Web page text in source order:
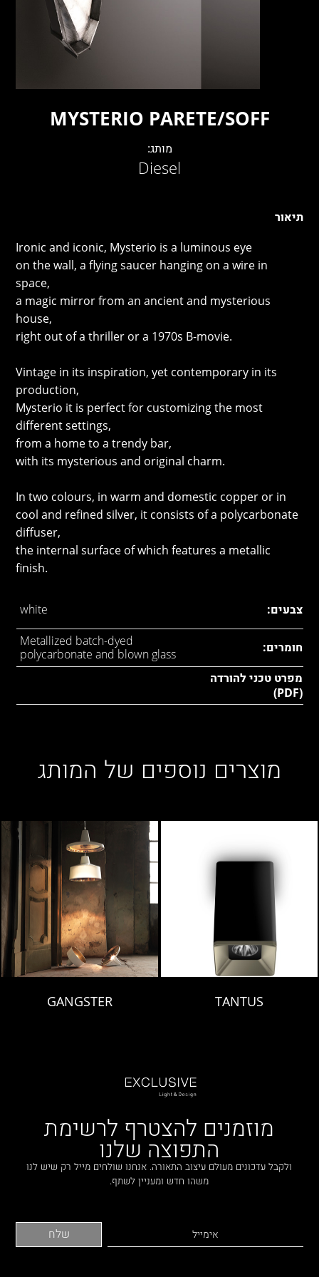
GROK
MYSTERIO PARETE/SOFF
מותג:
Diesel
תיאור
Ironic and iconic, Mysterio is a luminous eye
on the wall, a flying saucer hanging on a wire in
space,
a magic mirror from an ancient and mysterious
house,
right out of a thriller or a 1970s B-movie.
Vintage in its inspiration, yet contemporary in its
production,
Mysterio it is perfect for customizing the most
different settings,
from a home to a trendy bar,
with its mysterious and original charm.
In two colours, in warm and domestic copper or in
cool and refined silver, it consists of a polycarbonate
diffuser,
the internal surface of which features a metallic
finish.
צבעים: white
חומרים:
Metallized batch-dyed
polycarbonate and blown glass
מפרט טכני להורדה
(PDF)
מוצרים נוספים של המותג
TANTUS
GANGSTER
מוזמנים להצטרף לרשימת
התפוצה שלנו
ולקבל עדכונים מעולם עיצוב התאורה. אנחנו שולחים מייל רק שיש לנו
משהו חדש ומעניין לשתף.